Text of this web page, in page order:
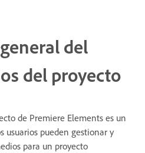
del
del proyecto
de Premiere Elements es un
usuarios pueden gestionar y
para un proyecto